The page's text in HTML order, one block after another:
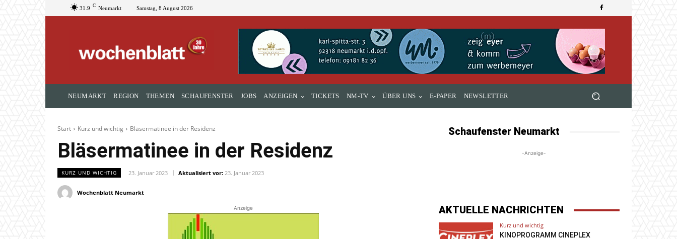
31.9 C Neumarkt Samstag, 8 August 2026
NEUMARKT REGION THEMEN SCHAUFENSTER JOBS ANZEIGEN TICKETS NM-TV ÜBER UNS E-PAPER NEWSLETTER
Start Kurz und wichtig Bläsermatinee in der Residenz
Bläsermatinee in der Residenz
KURZ UND WICHTIG 23. Januar 2023 Aktualisiert vor: 23. Januar 2023
Wochenblatt Neumarkt
Schaufenster Neumarkt
-Anzeige-
Anzeige AKTUELLE NACHRICHTEN
Kurz und wichtig
KINOPROGRAMM CINEPLEX